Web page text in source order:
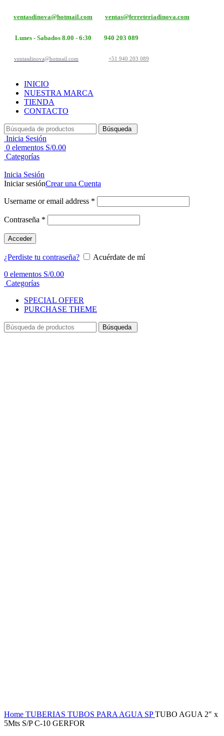
ventasdinova@hotmail.com ventas@ferreteriadinova.com
Lunes - Sabados 8.00 - 6:30 940 203 089
ventasdinova@hotmail.com +51 940 203 089
INICIO
NUESTRA MARCA
TIENDA
CONTACTO
Búsqueda
Inicia Sesión
0 elementos S/0.00
Categorías
Inicia Sesión
Iniciar sesiónCrear una Cuenta
Username or email address *
Contraseña *
Acceder
¿Perdiste tu contraseña?
Acuérdate de mí
0 elementos S/0.00
Categorías
SPECIAL OFFER
PURCHASE THEME
Búsqueda
Home TUBERIAS TUBOS PARA AGUA SPTUBO AGUA 2″ x
5Mts S/P C-10 GERFOR